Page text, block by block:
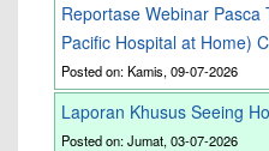
Reportase Webinar Pasca
Pacific Hospital at Home)
Posted on: Kamis, 09-07-2026
Laporan Khusus Seeing
Posted on: Jumat, 03-07-2026